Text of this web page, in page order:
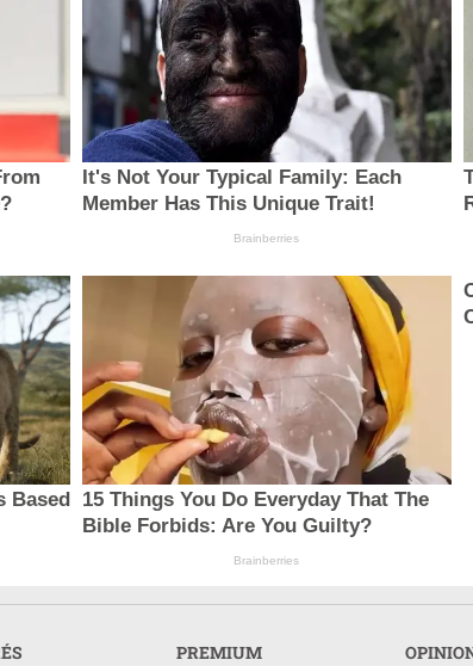
It's Not Your Typical Family: Each
Member Has This Unique Trait!
Brainberries
Based 15 Things You Do Everyday That The
Bible Forbids: Are You Guilty?
Brainberries
PREMIUM